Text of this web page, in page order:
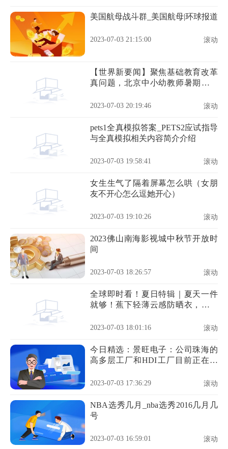
美国航母战斗群_美国航母|环球报道
2023-07-03 21:15:00 滚动
【世界新要闻】聚焦基础教育改革
真问题，北京中小幼教师暑期全员
2023-07-03 20:19:46 滚动
pets1全真模拟答案_PETS2应试指导
与全真模拟相关内容简介介绍
2023-07-03 19:58:41 滚动
女生生气了隔着屏幕怎么哄（女朋
友不开心怎么逗她开心）
2023-07-03 19:10:26 滚动
2023佛山南海影视城中秋节开放时
间
2023-07-03 18:26:57 滚动
全球即时看！夏日特辑｜夏天一件
就够！蕉下轻薄云感防晒衣，全脸
2023-07-03 18:01:16 滚动
今日精选：景旺电子：公司珠海的
高多层工厂和HDI工厂目前正在产
2023-07-03 17:36:29 滚动
NBA选秀几月_nba选秀2016几月几
号
2023-07-03 16:59:01 滚动